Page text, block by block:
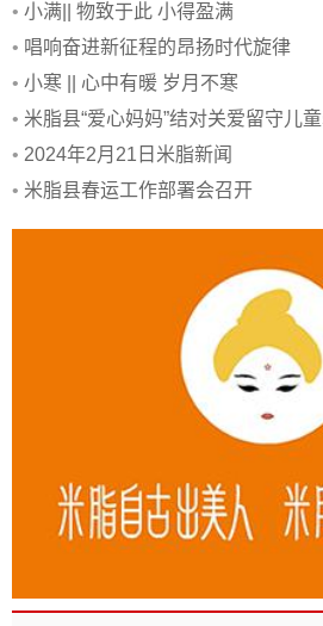
40%
• 小满|| 物致于此 小得盈满
• 唱响奋进新征程的昂扬时代旋律
• 小寒 || 心中有暖 岁月不寒
• 米脂县“爱心妈妈”结对关爱留守儿
• 2024年2月21日米脂新闻
• 米脂县春运工作部署会召开